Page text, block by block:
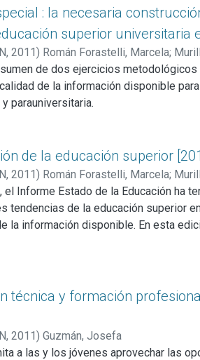
: la necesaria
superior universitaria
, 2011) Román Forastelli, Marcela;
de dos ejercicios
de la información disponible
parauniversitaria.
de la educación superior
, 2011) Román Forastelli, Marcela;
el Informe Estado de la Educación ha
tendencias de la educación superior
la información disponible. En esta
la valoración del desempeño, el cual
técnica y formación
, 2011) Guzmán, Josefa
a las y los jóvenes aprovechar las